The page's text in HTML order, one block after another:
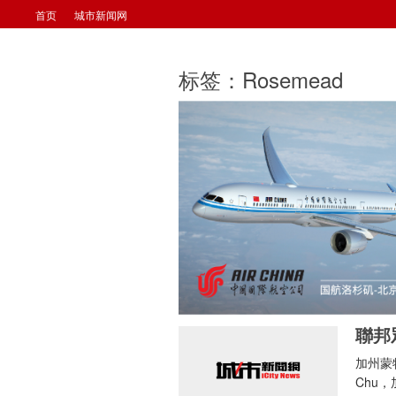
首页 城市新闻网
标签：Rosemead
加州
Chu，